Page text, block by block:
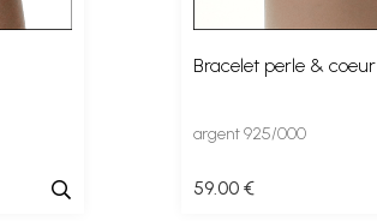
Bracelet perle & coeur
argent 925/000
59.00 €